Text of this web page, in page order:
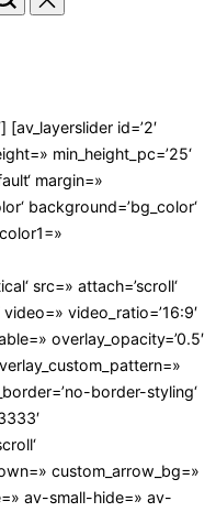
[av_layerslider id=’2′
min_height_pc=’25‘
margin=»
background=’bg_color‘
src=» attach=’scroll‘
video_ratio=’16:9′
overlay_opacity=’0.5′
border-styling‘
custom_arrow_bg=»
av-small-hide=» av-